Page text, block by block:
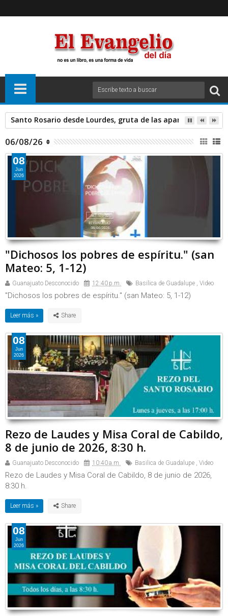
Santo Rosario desde Lourdes, gruta de las apariciones.
06/08/26
"Dichosos los pobres de espíritu." (san
Mateo: 5, 1-12)
Guanajuato Desconocido 12:40 p.m. Basilica de Guadalupe , Video
"Dichosos los pobres de espíritu." (san Mateo: 5, 1-12)
Leer más »
08
Jun
2026
Rezo de Laudes y Misa Coral de Cabildo,
8 de junio de 2026, 8:30 h.
Guanajuato Desconocido 10:40 a.m. Basilica de Guadalupe , Video
Rezo de Laudes y Misa Coral de Cabildo, 8 de junio de 2026,
8:30 h.
Leer más »
08
Jun
2026
08
Jun
2026